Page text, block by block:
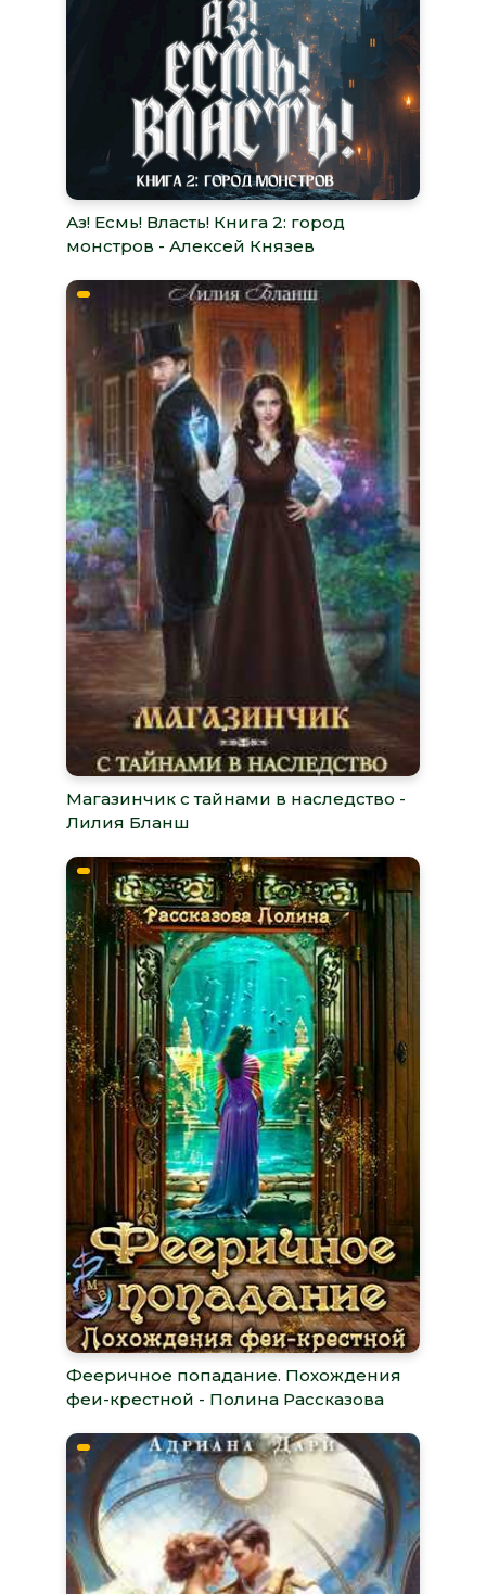
Аз! Есмь! Власть! Книга 2: город
монстров - Алексей Князев
Магазинчик с тайнами в наследство -
Лилия Бланш
Фееричное попадание. Похождения
феи-крестной - Полина Рассказова